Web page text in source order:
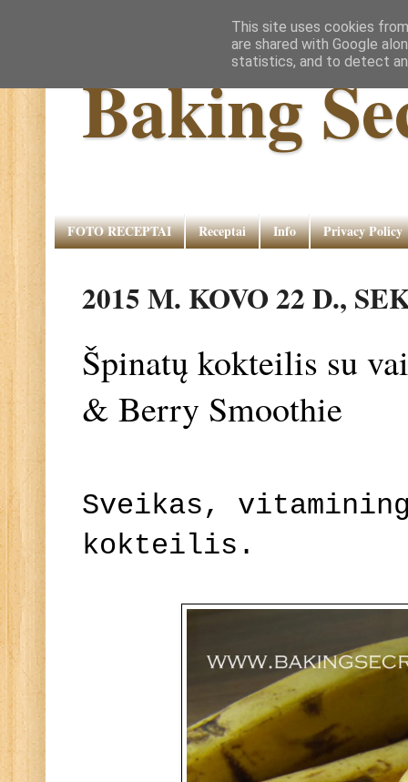
Baking
FOTO RECEPTAI Receptai Info Privacy Policy
2015 M. KOVO 22 D.,
Špinatų kokteilis su
& Berry Smoothie
Sveikas,
kokteilis.
This site uses cookies
are shared with Google
statistics, and to detect